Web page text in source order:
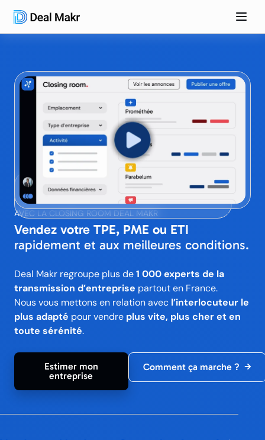
AVEC LA CLOSING ROOM DEAL MAKR
Vendez votre TPE, PME ou ETI
rapidement et aux meilleures conditions.
Deal Makr regroupe plus de1 000 experts de la
transmission d’entreprise partout en France.
Nous vous mettons en relation avec l’interlocuteur le
plus adapté pour vendre plus vite, plus cher et en
toute sérénité.
Estimer mon
entreprise
Comment ça marche ?